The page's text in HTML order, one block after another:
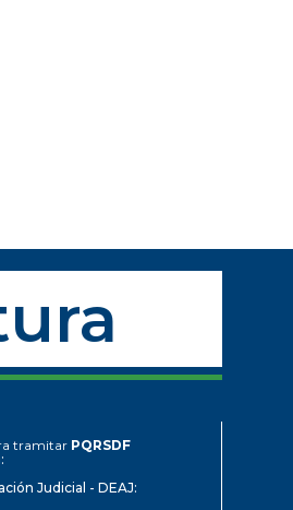
tramitar PQRSDF
Judicial - DEAJ: